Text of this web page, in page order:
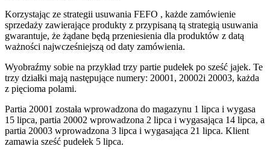
Korzystając ze strategii usuwania FEFO , każde zamówienie
sprzedaży zawierające produkty z przypisaną tą strategią usuwania
gwarantuje, że żądane będą przeniesienia dla produktów z datą
ważności najwcześniejszą od daty zamówienia.
Wyobraźmy sobie na przykład trzy partie pudełek po sześć jajek. Te
trzy działki mają następujące numery: 20001, 20002i 20003, każda
z pięcioma polami.
Partia 20001 została wprowadzona do magazynu 1 lipca i wygasa
15 lipca, partia 20002 wprowadzona 2 lipca i wygasająca 14 lipca, a
partia 20003 wprowadzona 3 lipca i wygasająca 21 lipca. Klient
zamawia sześć pudełek 5 lipca.